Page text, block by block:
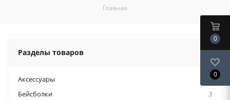
Главная
Разделы товаров
Аксессуары
4
Бейсболки
3
0
0